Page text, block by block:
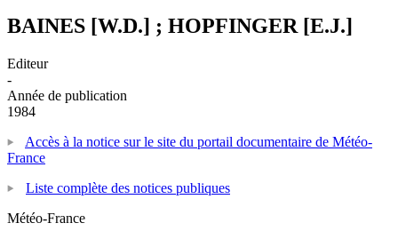
BAINES [W.D.] ; HOPFINGER [E.J.]
Editeur
-
Année de publication
1984
Accès à la notice sur le site du portail documentaire de Météo-
France
Liste complète des notices publiques
Météo-France